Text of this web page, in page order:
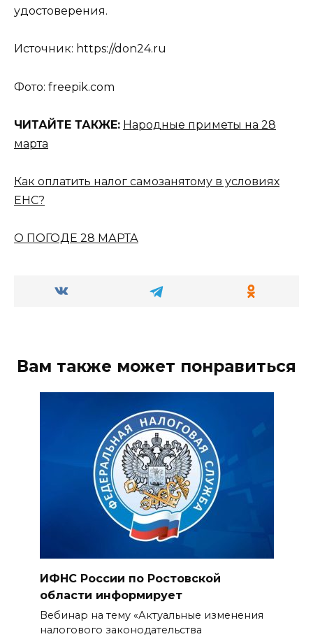
удостоверения.
Источник: https://don24.ru
Фото: freepik.com
ЧИТАЙТЕ ТАКЖЕ: Народные приметы на 28
марта
Как оплатить налог самозанятому в условиях
ЕНС?
О ПОГОДЕ 28 МАРТА
Вам также может понравиться
ИФНС России по Ростовской
области информирует
Вебинар на тему «Актуальные изменения
налогового законодательства